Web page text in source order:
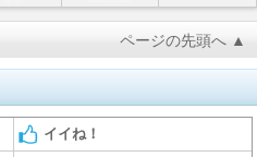
ページの先頭へ ▲
イイね！